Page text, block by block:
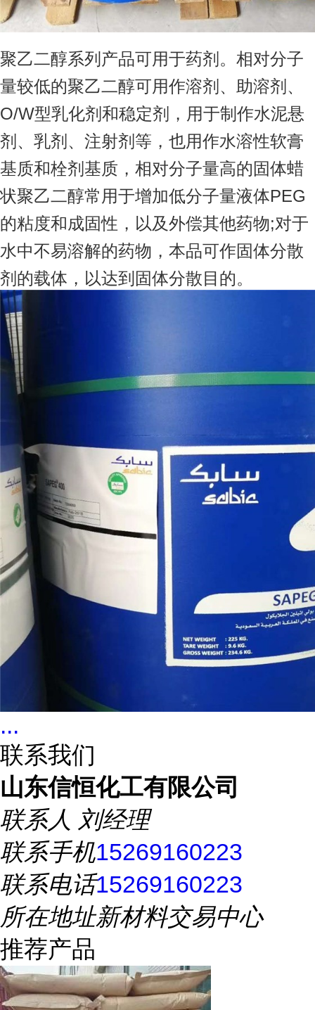
聚乙二醇系列产品可用于药剂。相对分子
量较低的聚乙二醇可用作溶剂、助溶剂、
O/W型乳化剂和稳定剂，用于制作水泥悬
剂、乳剂、注射剂等，也用作水溶性软膏
基质和栓剂基质，相对分子量高的固体蜡
状聚乙二醇常用于增加低分子量液体PEG
的粘度和成固性，以及外偿其他药物;对于
水中不易溶解的药物，本品可作固体分散
剂的载体，以达到固体分散目的。
...
联系我们
山东信恒化工有限公司
联系人 刘经理
联系手机15269160223
联系电话15269160223
所在地址新材料交易中心
推荐产品